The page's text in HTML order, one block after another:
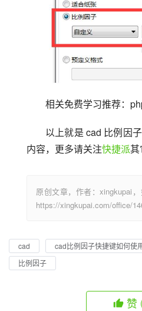
相关免费学习推荐：
以上就是 cad 比例因
内容，更多请关注快捷派其
原创文章，作者：xingkupai，
https://xingkupai.com/office/
cad cad比例因子快捷键如何使
比例因子
赞